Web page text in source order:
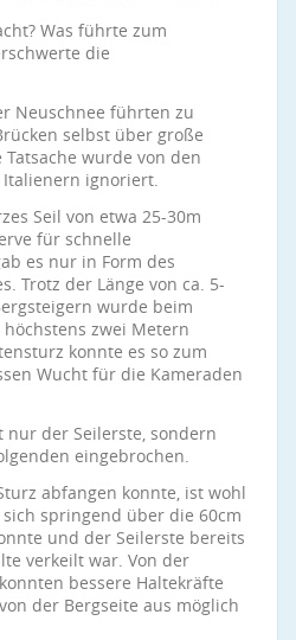
Was führte zum
die
Neuschnee führten zu
selbst über große
wurde von den
ignoriert.
Seil von etwa 25-30m
für schnelle
es nur in Form des
Trotz der Länge von ca. 5-
wurde beim
zwei Metern
konnte es so zum
Wucht für die Kameraden
der Seilerste, sondern
eingebrochen.
abfangen konnte, ist wohl
springend über die 60cm
und der Seilerste bereits
verkeilt war. Von der
bessere Haltekräfte
der Bergseite aus möglich